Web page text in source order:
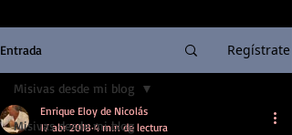
Entrada Regístrate
Misivas desde mi blog
Misivas desde mi blog
Enrique Eloy de Nicolás
17 abr 2018 4 min de lectura